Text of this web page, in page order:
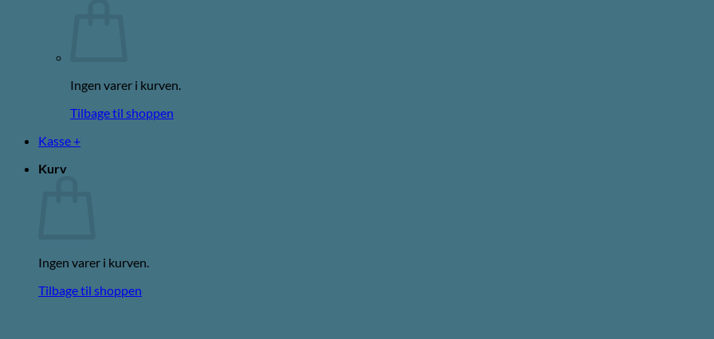
Ingen varer i kurven.
Tilbage til shoppen
Kasse +
Kurv
Ingen varer i kurven.
Tilbage til shoppen